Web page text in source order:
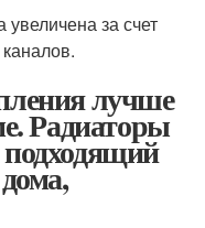
за счет
лучше
Радиаторы